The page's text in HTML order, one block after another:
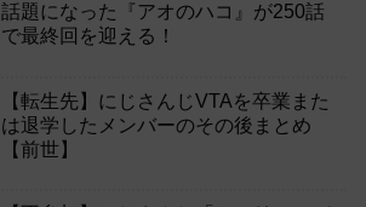
話題になった『アオのハコ』が250話
で最終回を迎える！
【転生先】にじさんじVTAを卒業また
は退学したメンバーのその後まとめ
【前世】